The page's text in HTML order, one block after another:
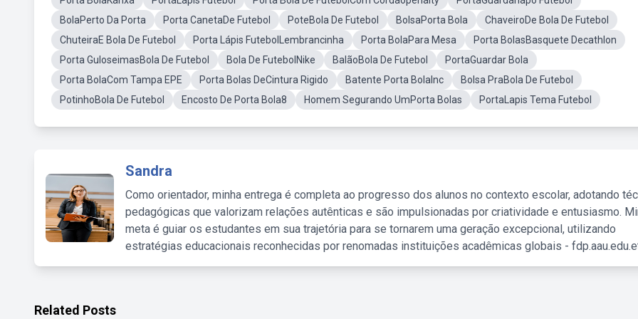
BolaPerto Da Porta
Porta CanetaDe Futebol PoteBola De Futebol BolsaPorta Bola
ChaveiroDe Bola De Futebol
ChuteiraE Bola De Futebol
Porta Lápis FutebolLembrancinha Porta BolaPara Mesa
Porta BolasBasquete Decathlon
Porta GuloseimasBola De Futebol
Bola De FutebolNike BalãoBola De Futebol
PortaGuardar Bola
Porta BolaCom Tampa EPE
Porta Bolas DeCintura Rigido Batente Porta BolaInc
Bolsa PraBola De Futebol
PotinhoBola De Futebol
Encosto De Porta Bola8 Homem Segurando UmPorta Bolas PortaLapis Tema Futebol
Sandra
Como orientador, minha entrega é completa ao progresso dos alunos no contexto escolar, adotando
pedagógicas que valorizam relações autênticas e são impulsionadas por criatividade e entusiasmo.
meta é guiar os estudantes em sua trajetória para se tornarem uma geração excepcional, utilizando
estratégias educacionais reconhecidas por renomadas instituições acadêmicas globais -
Related Posts